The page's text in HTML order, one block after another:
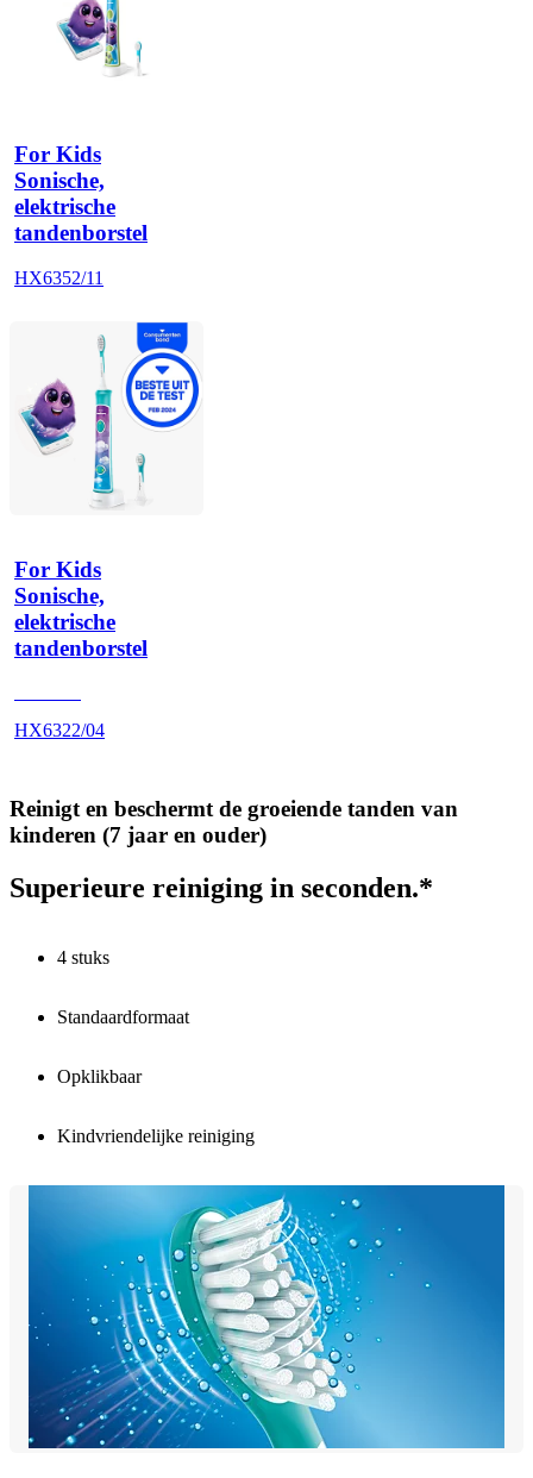
For Kids
Sonische,
elektrische
tandenborstel
HX6352/11
For Kids
Sonische,
elektrische
tandenborstel
HX6322/04
Reinigt en beschermt de groeiende tanden van
kinderen (7 jaar en ouder)
Superieure reiniging in seconden.*
4 stuks
Standaardformaat
Opklikbaar
Kindvriendelijke reiniging